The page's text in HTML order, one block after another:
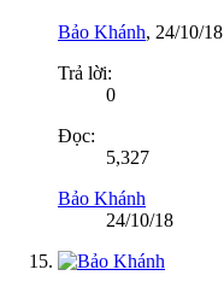
Bảo Khánh, 24/10/18
Trả lời:
0
Đọc:
5,327
Bảo Khánh
24/10/18